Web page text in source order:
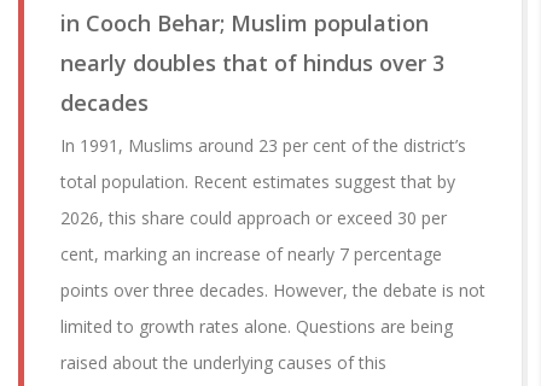
in Cooch Behar; Muslim population
nearly doubles that of hindus over 3
decades
In 1991, Muslims around 23 per cent of the district’s
total population. Recent estimates suggest that by
2026, this share could approach or exceed 30 per
cent, marking an increase of nearly 7 percentage
points over three decades. However, the debate is not
limited to growth rates alone. Questions are being
raised about the underlying causes of this